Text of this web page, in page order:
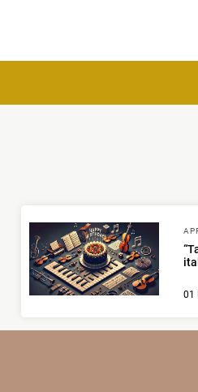
01